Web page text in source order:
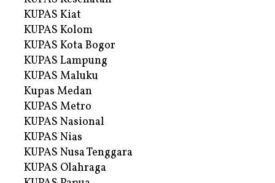
KUPAS Kiat
KUPAS Kolom
KUPAS Kota Bogor
KUPAS Lampung
KUPAS Maluku
Kupas Medan
KUPAS Metro
KUPAS Nasional
KUPAS Nias
KUPAS Nusa Tenggara
KUPAS Olahraga